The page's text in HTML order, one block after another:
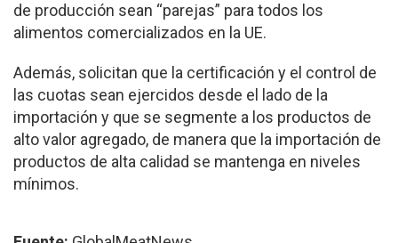
de producción sean “parejas” para todos los
alimentos comercializados en la UE.
Además, solicitan que la certificación y el control de
las cuotas sean ejercidos desde el lado de la
importación y que se segmente a los productos de
alto valor agregado, de manera que la importación de
productos de alta calidad se mantenga en niveles
mínimos.